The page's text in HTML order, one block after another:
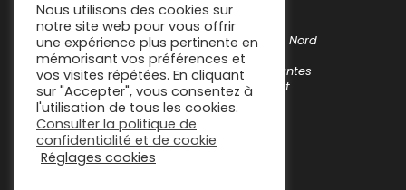
Lis avec moi – La Sauvegarde du Nord
Lire à voix haute Normandie
Le Centre Bermond-Boquié – Nantes
La Médiathèque de Pornichet
Nous utilisons des cookies sur
notre site web pour vous offrir
une expérience plus pertinente en
mémorisant vos préférences et
vos visites répétées. En cliquant
sur "Accepter", vous consentez à
l'utilisation de tous les cookies.
Consulter la politique de
confidentialité et de cookie
Réglages cookies